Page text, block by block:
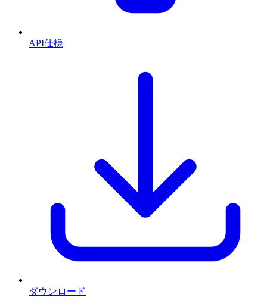
API仕様
ダウンロード